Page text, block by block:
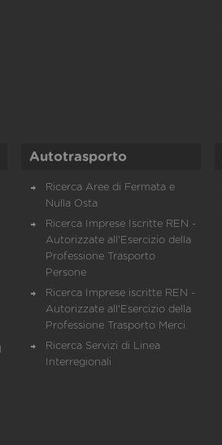
Autotrasporto
Ricerca Aree di Fermata e
Nulla Osta
Ricerca Imprese Iscritte REN -
Autorizzate all'Esercizio della
Professione Trasporto
Persone
Ricerca Imprese iscritte REN -
Autorizzate all'Esercizio della
Professione Trasporto Merci
Ricerca Servizi di Linea
Interregionali